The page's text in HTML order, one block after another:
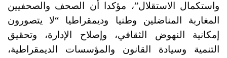
واستكمال الاستقلال”، مؤكدا أن الصحف والصحفيين
المغاربة المناضلين وطنيا وديمقراطيا “لا يتصورون
إمكانية النهوض الثقافي، وإصلاح الإدارة، وتحقيق
التنمية وسيادة القانون والمؤسسات الديمقراطية،